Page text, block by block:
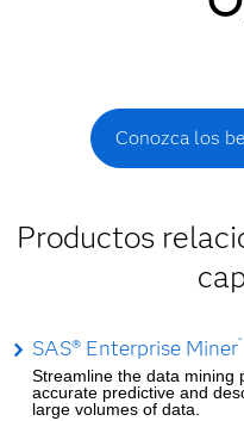
Conozca los
Productos
SAS® Enterprise Miner™
Streamline the data mining
accurate predictive and
large volumes of data.